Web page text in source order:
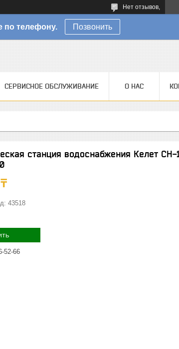
Нет отзывов,
по телефону. Позвонить
СЕРВИСНОЕ ОБСЛУЖИВАНИЕ О НАС
станция водоснабжения Келет
43518
52-66